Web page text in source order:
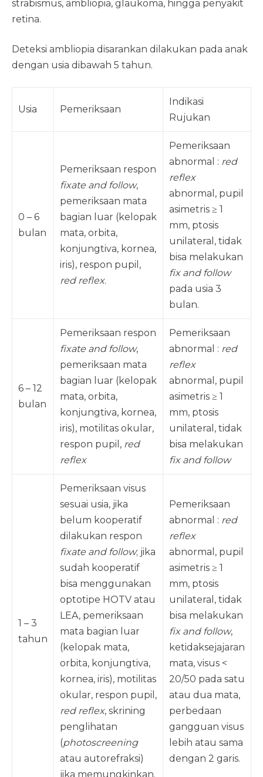
strabismus, ambliopia, glaukoma, hingga penyakit
retina.
Deteksi ambliopia disarankan dilakukan pada anak
dengan usia dibawah 5 tahun.
Usia Pemeriksaan
Indikasi
Rujukan
0 – 6
bulan
Pemeriksaan respon
fixate and follow,
pemeriksaan mata
bagian luar (kelopak
mata, orbita,
konjungtiva, kornea,
iris), respon pupil,
red reflex.
Pemeriksaan
abnormal : red
reflex
abnormal, pupil
asimetris ≥ 1
mm, ptosis
unilateral, tidak
bisa melakukan
fix and follow
pada usia 3
bulan.
6 – 12
bulan
Pemeriksaan respon
fixate and follow,
pemeriksaan mata
bagian luar (kelopak
mata, orbita,
konjungtiva, kornea,
iris), motilitas okular,
respon pupil, red
reflex
Pemeriksaan
abnormal : red
reflex
abnormal, pupil
asimetris ≥ 1
mm, ptosis
unilateral, tidak
bisa melakukan
fix and follow
1 – 3
tahun
Pemeriksaan visus
sesuai usia, jika
belum kooperatif
dilakukan respon
fixate and follow; jika
sudah kooperatif
bisa menggunakan
optotipe HOTV atau
LEA, pemeriksaan
mata bagian luar
(kelopak mata,
orbita, konjungtiva,
kornea, iris), motilitas
okular, respon pupil,
red reflex, skrining
penglihatan
(photoscreening
atau autorefraksi)
jika memungkinkan.
Pemeriksaan
abnormal : red
reflex
abnormal, pupil
asimetris ≥ 1
mm, ptosis
unilateral, tidak
bisa melakukan
fix and follow,
ketidaksejajaran
mata, visus <
20/50 pada satu
atau dua mata,
perbedaan
gangguan visus
lebih atau sama
dengan 2 garis.